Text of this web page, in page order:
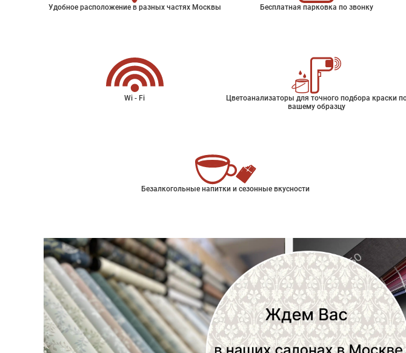
Удобное расположение в разных частях Москвы Бесплатная парковка по звонку
Wi - Fi
Цветоанализаторы для точного подбора краски
вашему образцу
Безалкогольные напитки и сезонные вкусности